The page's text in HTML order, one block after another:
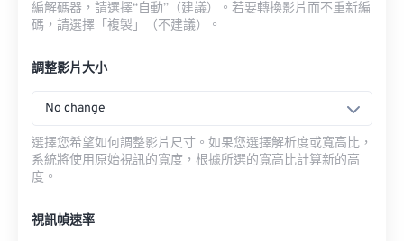
編解碼器，請選擇“自動”（建議）。若要轉換影片而不重新編
碼，請選擇「複製」（不建議）。
調整影片大小
No change
選擇您希望如何調整影片尺寸。如果您選擇解析度或寬高比，
系統將使用原始視訊的寬度，根據所選的寬高比計算新的高
度。
視訊幀速率